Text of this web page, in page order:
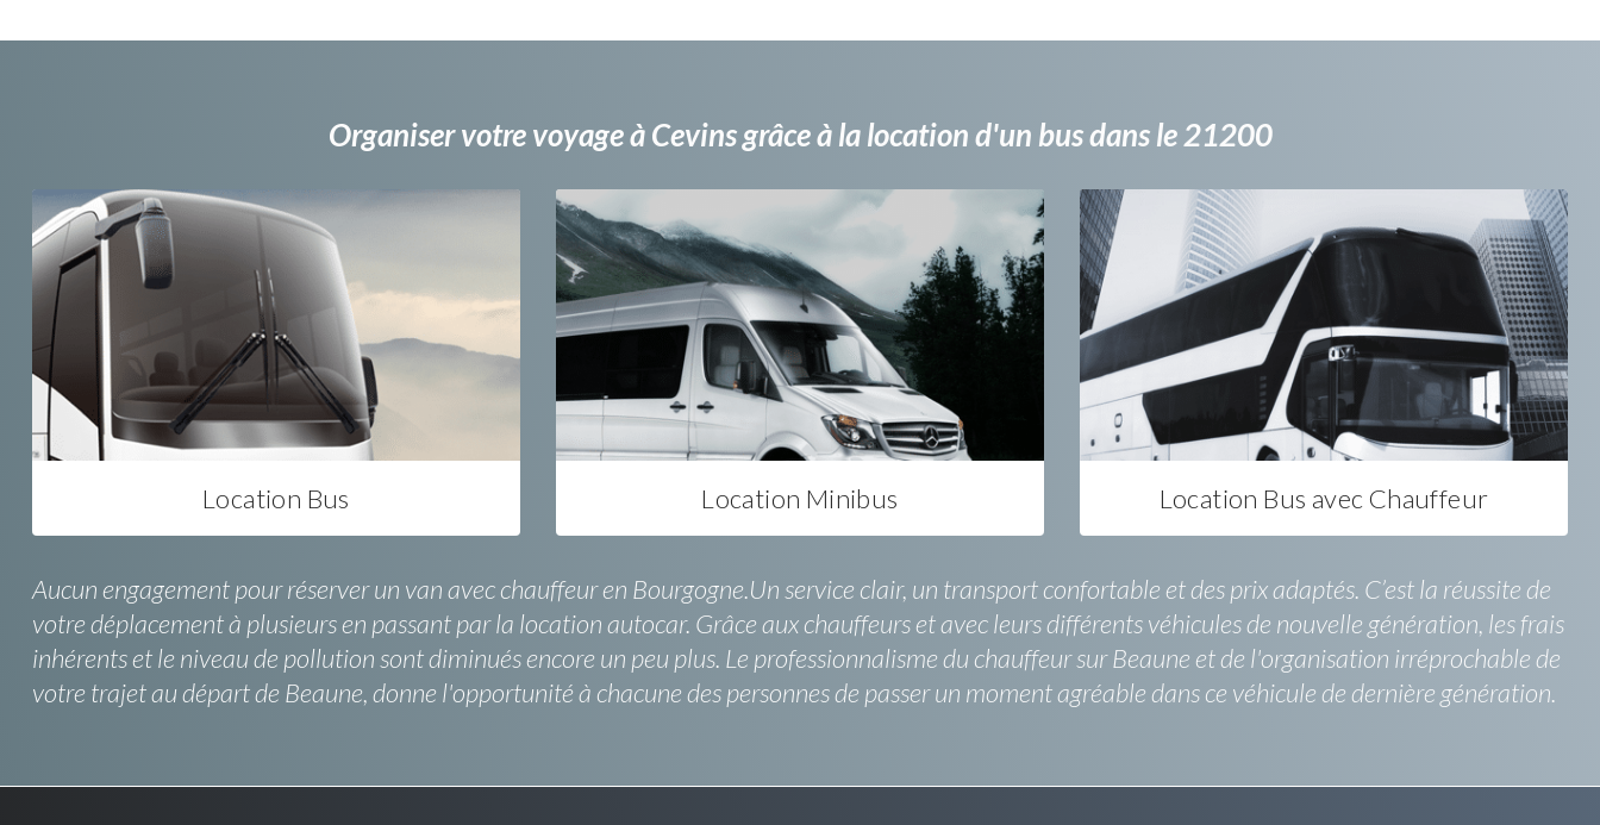
Organiser votre voyage à Cevins grâce à la location d'un bus dans le 21200
Location Bus Location Minibus Location Bus avec Chauffeur
Aucun engagement pour réserver un van avec chauffeur en Bourgogne.Un service clair, un transport confortable et des prix adaptés. C’est la réussite de
votre déplacement à plusieurs en passant par la location autocar. Grâce aux chauffeurs et avec leurs différents véhicules de nouvelle génération, les frais
inhérents et le niveau de pollution sont diminués encore un peu plus. Le professionnalisme du chauffeur sur Beaune et de l'organisation irréprochable de
votre trajet au départ de Beaune, donne l'opportunité à chacune des personnes de passer un moment agréable dans ce véhicule de dernière génération.